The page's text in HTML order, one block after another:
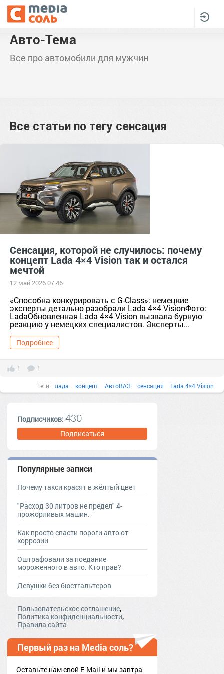
Авто-Тема
Все про автомобили для мужчин
Все статьи по тегу сенсация
Сенсация, которой не случилось: почему
концепт Lada 4×4 Vision так и остался
мечтой
12 май 2026 07:46
«Способна конкурировать с G-Class»: немецкие
эксперты детально разобрали Lada 4×4 VisionФото:
LadaОбновленная Lada 4×4 Vision вызвала бурную
реакцию у немецких специалистов. Эксперты...
Подробнее
1 1
Теги: лада концепт АвтоВАЗ сенсация Lada 4×4 Vision
Подписчиков: 430
Подписаться
Популярные записи
Почему такси красят в жёлтый цвет
"Расход 30 литров не предел" 4-
прожорливых машин.
Как просто спасти пороги авто от
коррозии
Оштрафовали за поедание
мороженного в авто. Кто прав?
Девушки без бюстгальтеров
Пользовательское соглашение,
Политика конфиденциальности,
Правила сайта
Первый раз на Media соль?
Оставьте нам свой E-Mail и мы завтра